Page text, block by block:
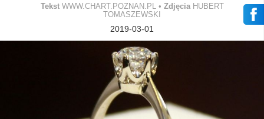
Tekst WWW.CHART.POZNAN.PL • Zdjęcia HUBERT
TOMASZEWSKI
2019-03-01